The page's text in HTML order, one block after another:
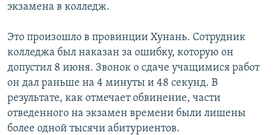
ПОДПИШИТЕСЬ НА РАССЫЛКУ
СОЦИАЛЬНЫЕ СЕТИ
Все сайты РСЕ/РС
экзамена в колледж.
Это произошло в провинции Хунань. Сотрудник
колледжа был наказан за ошибку, которую он
допустил 8 июня. Звонок о сдаче учащимися работ
он дал раньше на 4 минуты и 48 секунд. В
результате, как отмечает обвинение, части
отведенного на экзамен времени были лишены
более одной тысячи абитуриентов.